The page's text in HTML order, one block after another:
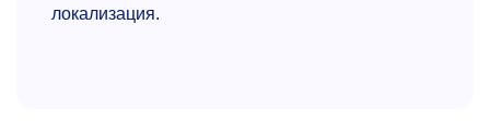
локализация.